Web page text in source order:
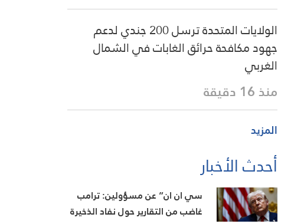
الولايات المتحدة ترسل 200 جندي لدعم
جهود مكافحة حرائق الغابات في الشمال
الغربي
منذ 16 دقيقة
المزيد
أحدث الأخبار
سي ان ان” عن مسؤولين: ترامب
غاضب من التقارير حول نفاد الذخيرة